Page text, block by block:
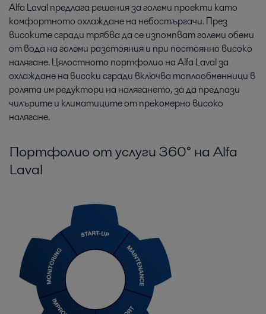
Alfa Laval предлага решения за големи проекти като
комфортното охлаждане на небостъргачи. През
високите сгради трябва да се изпомпват големи обеми
от вода на големи разстояния и при постоянно високо
налягане. Цялостното портфолио на Alfa Laval за
охлаждане на високи сгради включва топлообменници в
ролята им редуктори на налягането, за да предпази
чилърите и климатиците от прекомерно високо
налягане.
Портфолио от услуги 360° на Alfa
Laval